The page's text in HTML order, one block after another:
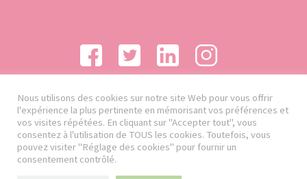
Nous utilisons des cookies sur notre site Web pour vous offrir
l'expérience la plus pertinente en mémorisant vos préférences et
vos visites répétées. En cliquant sur "Accepter tout", vous
consentez à l'utilisation de TOUS les cookies. Toutefois, vous
pouvez visiter "Réglage des cookies" pour fournir un
consentement contrôlé.